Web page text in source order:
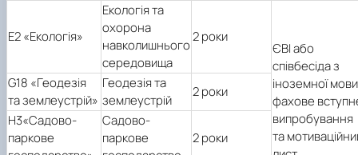
E2 «Екологія»
Екологія та
охорона
навколишнього
середовища
2 роки
ЄВІ або
співбесіда з
іноземної
фахове
випробування
та
G18 «Геодезія
та землеустрій»
Геодезія та
землеустрій
2 роки
H3«Садово-
паркове
Садово-
паркове
2 роки